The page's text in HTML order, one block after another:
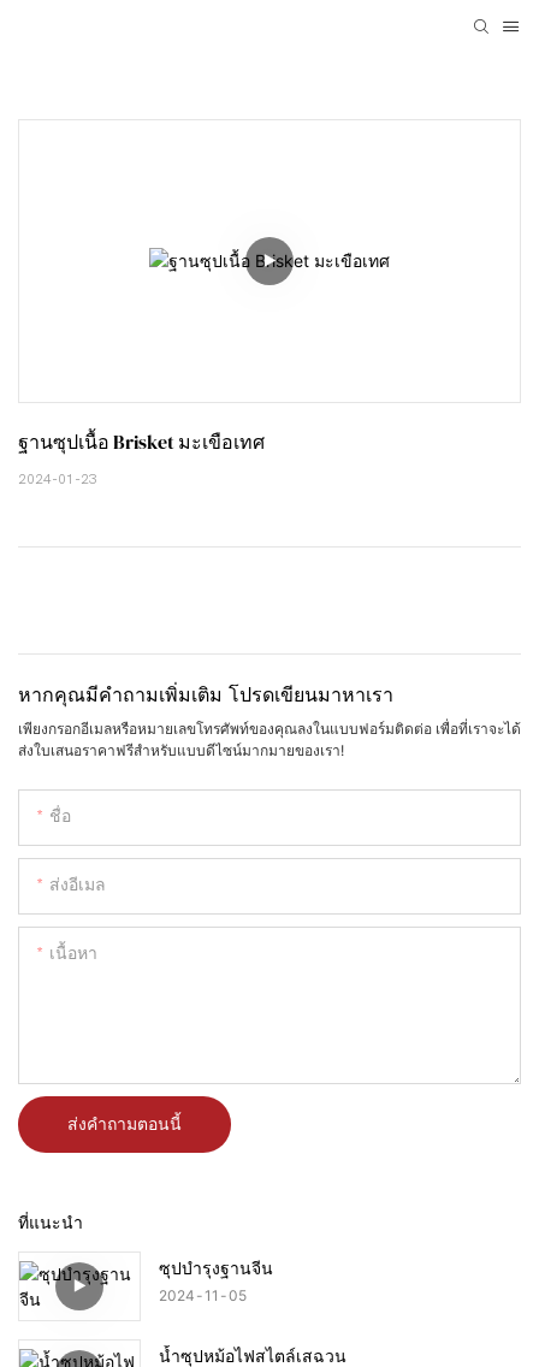
ฐานซุปเนื้อ Brisket มะเขือเทศ
2024-01-23
หากคุณมีคำถามเพิ่มเติม โปรดเขียนมาหาเรา
เพียงกรอกอีเมลหรือหมายเลขโทรศัพท์ของคุณลงในแบบฟอร์มติดต่อ เพื่อที่เราจะได้
ส่งใบเสนอราคาฟรีสำหรับแบบดีไซน์มากมายของเรา!
ชื่อ
ส่งอีเมล
เนื้อหา
ส่งคำถามตอนนี้
ที่แนะนำ
ซุปบำรุงฐานจีน
2024 11 05
น้ำซุปหม้อไฟสไตล์เสฉวน